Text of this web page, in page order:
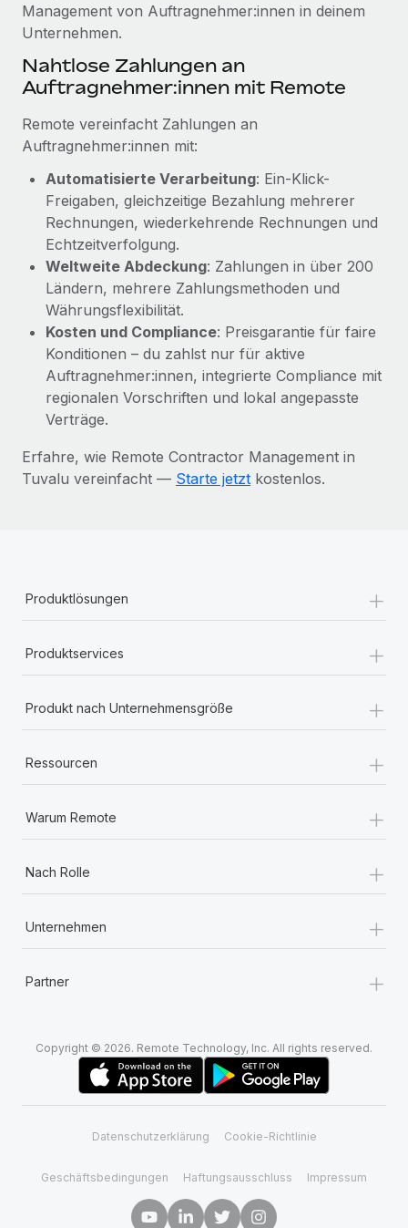
Mehr erfahren
Management von Auftragnehmer:innen in deinem
Unternehmen.
Nahtlose Zahlungen an
Auftragnehmer:innen mit Remote
Remote vereinfacht Zahlungen an
Auftragnehmer:innen mit:
Automatisierte Verarbeitung: Ein-Klick-
Freigaben, gleichzeitige Bezahlung mehrerer
Rechnungen, wiederkehrende Rechnungen und
Echtzeitverfolgung.
Weltweite Abdeckung: Zahlungen in über 200
Ländern, mehrere Zahlungsmethoden und
Währungsflexibilität.
Kosten und Compliance: Preisgarantie für faire
Konditionen – du zahlst nur für aktive
Auftragnehmer:innen, integrierte Compliance mit
regionalen Vorschriften und lokal angepasste
Verträge.
Erfahre, wie Remote Contractor Management in
Tuvalu vereinfacht — Starte jetzt kostenlos.
Produktlösungen +
Produktservices +
Produkt nach Unternehmensgröße +
Ressourcen +
Warum Remote +
Nach Rolle +
Unternehmen +
Partner +
Copyright © 2026. Remote Technology, Inc. All rights reserved.
Datenschutzerklärung Cookie-Richtlinie
Geschäftsbedingungen Haftungsausschluss Impressum